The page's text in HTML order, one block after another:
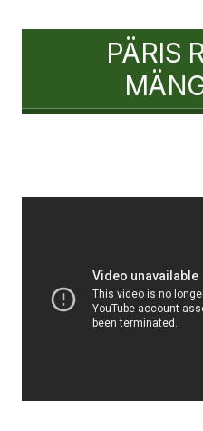
PÄRIS